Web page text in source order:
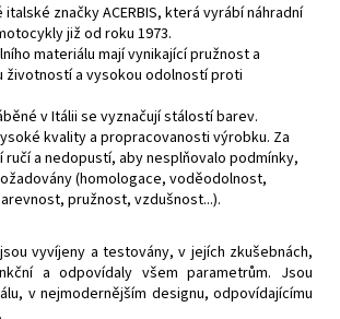
značky ACERBIS, která vyrábí náhradní
již od roku 1973.
materiálu mají vynikající pružnost a
životností a vysokou odolností proti
v Itálii se vyznačují stálostí barev.
kvality a propracovanosti výrobku. Za
a nedopustí, aby nesplňovalo podmínky,
(homologace, voděodolnost,
pružnost, vzdušnost...).
vyvíjeny a testovány, v jejích zkušebnách,
a odpovídaly všem parametrům. Jsou
v nejmodernějším designu, odpovídajícímu